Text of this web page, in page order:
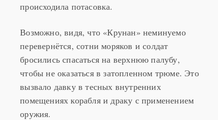
происходила потасовка.
Возможно, видя, что «Крунан» неминуемо
перевернётся, сотни моряков и солдат
бросились спасаться на верхнюю палубу,
чтобы не оказаться в затопленном трюме. Это
вызвало давку в тесных внутренних
помещениях корабля и драку с применением
оружия.